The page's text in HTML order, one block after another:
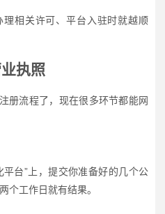
相关许可、平台入驻时就越顺
执照
册流程了，现在很多环节都能网
台”上，提交你准备好的几个公
个工作日就有结果。